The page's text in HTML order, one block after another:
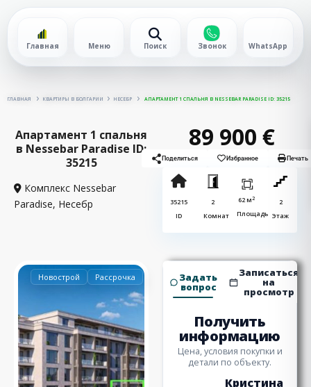
Главная Меню Поиск Звонок WhatsApp
ГЛАВНАЯ КВАРТИРЫ В БОЛГАРИИ НЕСЕБР АПАРТАМЕНТ 1 СПАЛЬНЯ В NESSEBAR PARADISE ID: 35215
Апартамент 1 спальня
в Nessebar Paradise ID:
35215
Комплекс Nessebar
Paradise, Несебр
89 900 €
Поделиться Избранное Печать
35215
ID
2
Комнат
62 м2
Площадь
2
Этаж
Новострой Рассрочка Задать
вопрос
Записаться
на
просмотр
Получить
информацию
Цена, условия покупки и
детали по объекту.
Кристина